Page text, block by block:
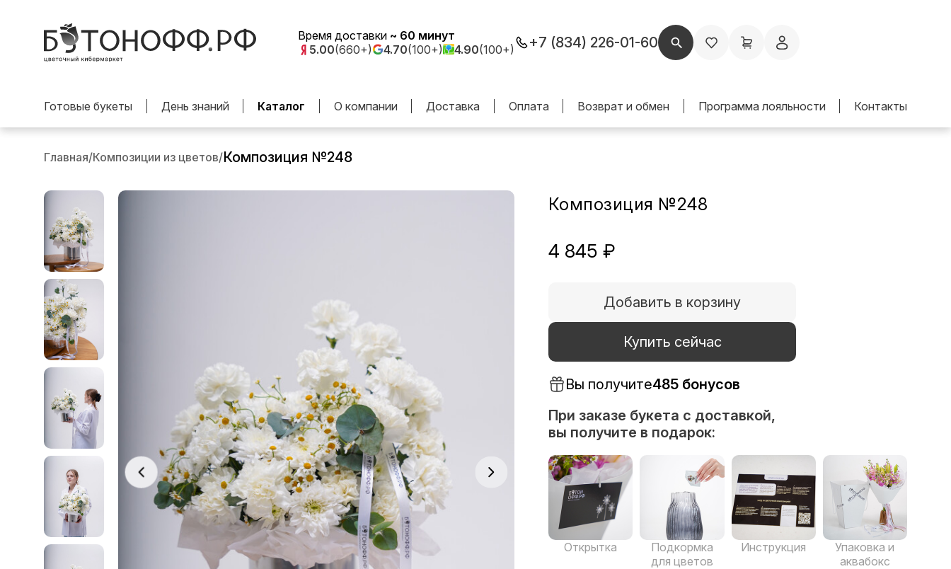
Время доставки ~ 60 минут
5.00(660+) 4.70(100+) 4.90(100+) +7 (834) 226-01-60
Готовые букеты День знаний Каталог О компании Доставка Оплата Возврат и обмен Программа лояльности Контакты
Главная/Композиции из цветов/Композиция №248
Композиция №248
4 845 ₽
Добавить в корзину
Купить сейчас
Вы получите485 бонусов
При заказе букета с доставкой,
вы получите в подарок:
Открытка
Подкормка
для цветов
Инструкция
Упаковка и
аквабокс